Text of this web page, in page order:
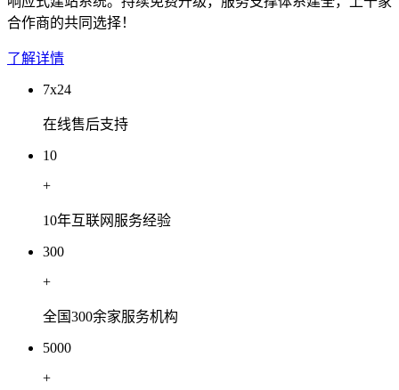
合作商的共同选择！
了解详情
7x24
在线售后支持
10
+
10年互联网服务经验
300
+
全国300余家服务机构
5000
+